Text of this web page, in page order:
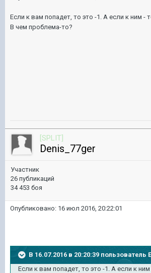
Если к вам попадет, то это -1. А если к ним -
В чем проблема-то?
[SPLIT]
Denis_77ger
Участник
26 публикаций
34 453 боя
Опубликовано: 16 июл 2016, 20:22:01
В 16.07.2016 в 20:20:39 пользователь
Если к вам попадет, то это -1. А если к